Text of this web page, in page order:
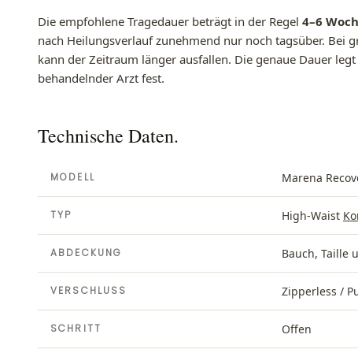
Die empfohlene Tragedauer beträgt in der Regel 4–6
nach Heilungsverlauf zunehmend nur noch tagsüber. Bei
kann der Zeitraum länger ausfallen. Die genaue Dauer
behandelnder Arzt fest.
Technische Daten.
MODELL Marena
TYP High-Waist
ABDECKUNG Bauch, Taille
VERSCHLUSS Zipperless /
SCHRITT Offen